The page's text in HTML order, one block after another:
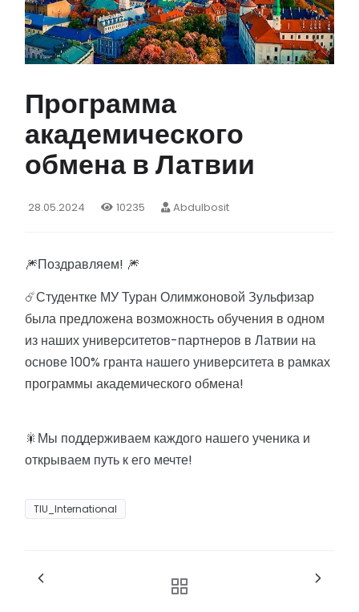
Программа
академического
обмена в Латвии
28.05.2024 10235 Abdulbosit
🎆Поздравляем! 🎆
☄️Студентке МУ Туран Олимжоновой Зульфизар
была предложена возможность обучения в одном
из наших университетов-партнеров в Латвии на
основе 100% гранта нашего университета в рамках
программы академического обмена!
🎇Мы поддерживаем каждого нашего ученика и
открываем путь к его мечте!
TIU_International